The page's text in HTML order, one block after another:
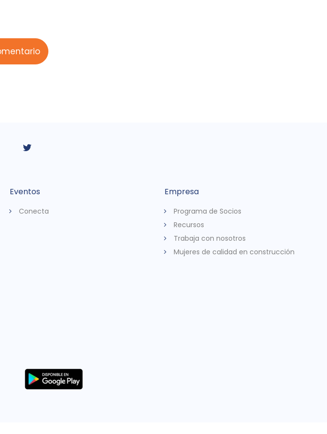
Eventos
Conecta
Empresa
Programa de Socios
Recursos
Trabaja con nosotros
Mujeres de calidad en construcción